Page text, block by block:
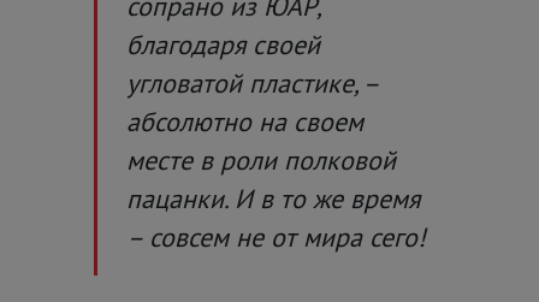
благодаря своей
угловатой пластике, –
абсолютно на своем
месте в роли полковой
пацанки. И в то же время
– совсем не от мира сего!